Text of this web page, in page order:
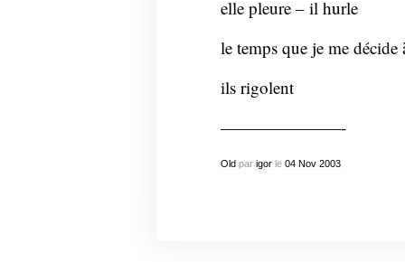
elle pleure – il hurle
le temps que je me décide
ils rigolent
———————-
Oldpar igorle 04 Nov 2003